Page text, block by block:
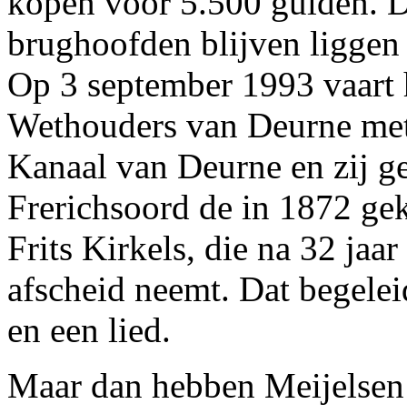
brughoofden blijven
Op 3 september 1993
Wethouders van Deurne
Kanaal van Deurne en zij
Frerichsoord de in 1872
Frits Kirkels, die na 32
afscheid neemt. Dat
en een lied.
Maar dan hebben